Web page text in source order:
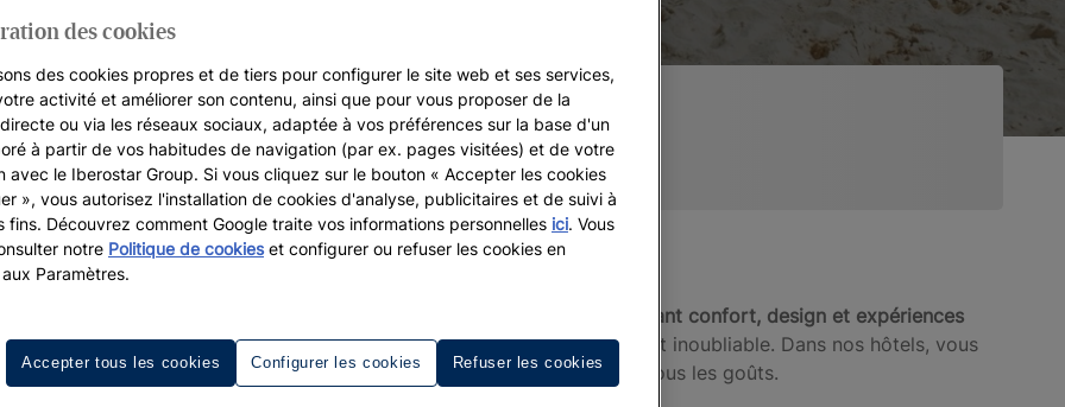
Hôtels 4 étoiles à Tenerife
pour vivre des vacances mémorables dans des
hôtels 4 étoiles alliant confort, design et expériences
de sa gastronomie, chaque détail est pensé pour que votre séjour soit inoubliable. Dans nos hôtels, vous
modernes, de piscines impressionnantes et de services conçus pour tous les goûts.
des cookies
des cookies propres et de tiers pour configurer le site web et ses services,
activité et améliorer son contenu, ainsi que pour vous proposer de la
ou via les réseaux sociaux, adaptée à vos préférences sur la base d'un
à partir de vos habitudes de navigation (par ex. pages visitées) et de votre
avec le Iberostar Group. Si vous cliquez sur le bouton « Accepter les cookies
», vous autorisez l'installation de cookies d'analyse, publicitaires et de suivi à
fins. Découvrez comment Google traite vos informations personnelles ici. Vous
notre Politique de cookieset configurer ou refuser les cookies en
Paramètres.
Configurer les cookies Refuser les cookies
Accepter tous les cookies